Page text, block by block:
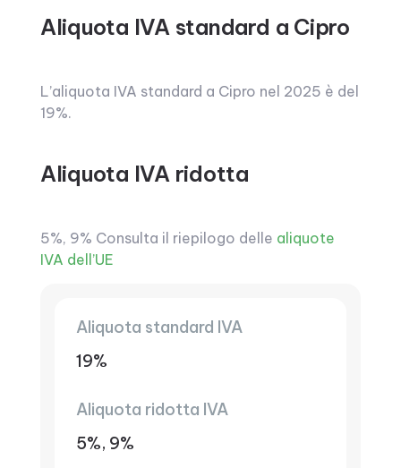
Aliquota IVA standard a Cipro
L’aliquota IVA standard a Cipro nel 2025 è del
19%.
Aliquota IVA ridotta
5%, 9% Consulta il riepilogo delle aliquote
IVA dell’UE
Aliquota standard IVA
19%
Aliquota ridotta IVA
5%, 9%